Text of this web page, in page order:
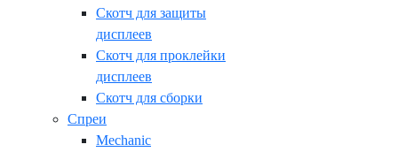
Скотч для защиты
дисплеев
Скотч для проклейки
дисплеев
Скотч для сборки
Спреи
Mechanic